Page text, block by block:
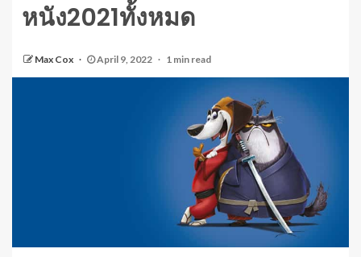
หนัง2021ทั้งหมด
Max Cox April 9, 2022 1 min read